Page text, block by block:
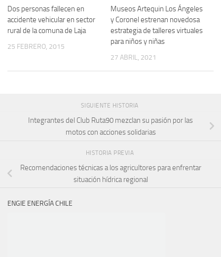
Dos personas fallecen en
accidente vehicular en sector
rural de la comuna de Laja
25 FEBRERO, 2015
Museos Artequin Los Ángeles
y Coronel estrenan novedosa
estrategia de talleres virtuales
para niños y niñas
27 ABRIL, 2021
SIGUIENTE HISTORIA
Integrantes del Club Ruta90 mezclan su pasión por las
motos con acciones solidarias
HISTORIA PREVIA
Recomendaciones técnicas a los agricultores para enfrentar
situación hídrica regional
ENGIE ENERGÍA CHILE